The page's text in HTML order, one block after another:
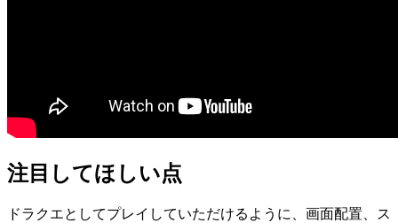
注目してほしい点
ドラクエとしてプレイしていただけるように、画面配置、ス